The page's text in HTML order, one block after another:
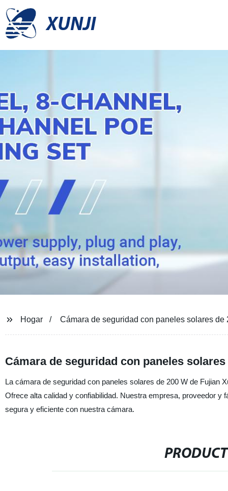
XUNJI
Hogar Cámara de seguridad con paneles solares de
Cámara de seguridad con paneles
La cámara de seguridad con paneles solares de 200 W de Fujian
Ofrece alta calidad y confiabilidad. Nuestra empresa, proveedor y
segura y eficiente con nuestra cámara.